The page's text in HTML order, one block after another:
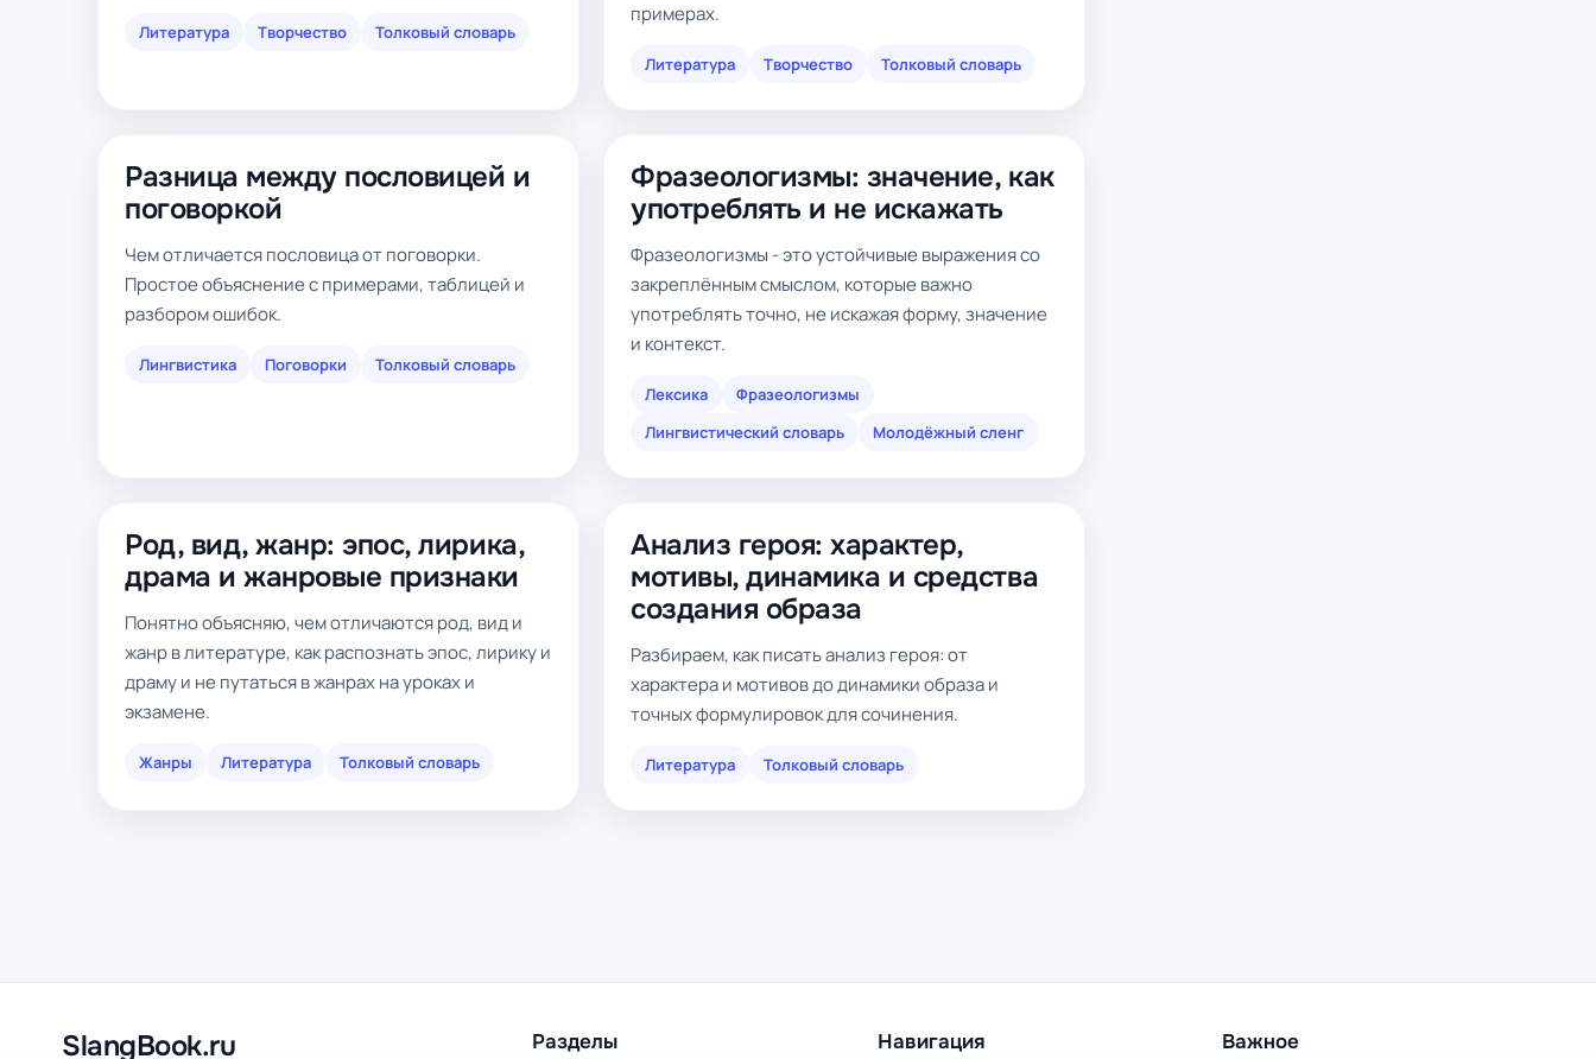
Литература Творчество Толковый словарь
примерах.
Литература Творчество Толковый словарь
Разница между пословицей и
поговоркой
Чем отличается пословица от поговорки.
Простое объяснение с примерами, таблицей и
разбором ошибок.
Лингвистика Поговорки Толковый словарь
Фразеологизмы: значение, как
употреблять и не искажать
Фразеологизмы - это устойчивые выражения со
закреплённым смыслом, которые важно
употреблять точно, не искажая форму, значение
и контекст.
Лексика
Фразеологизмы
Лингвистический словарь
Молодёжный сленг
Род, вид, жанр: эпос, лирика,
драма и жанровые признаки
Понятно объясняю, чем отличаются род, вид и
жанр в литературе, как распознать эпос, лирику и
драму и не путаться в жанрах на уроках и
экзамене.
Жанры Литература Толковый словарь
Анализ героя: характер,
мотивы, динамика и средства
создания образа
Разбираем, как писать анализ героя: от
характера и мотивов до динамики образа и
точных формулировок для сочинения.
Литература Толковый словарь
SlangBook.ru Разделы Навигация Важное